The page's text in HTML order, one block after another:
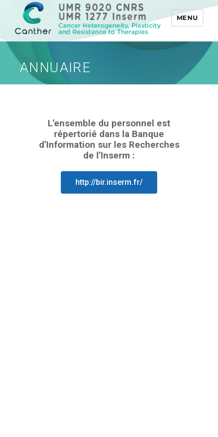
Canther
MENU
ANNUAIRE
L’ensemble du personnel est
répertorié dans la Banque
d’Information sur les Recherches
de l’Inserm :
http://bir.inserm.fr/